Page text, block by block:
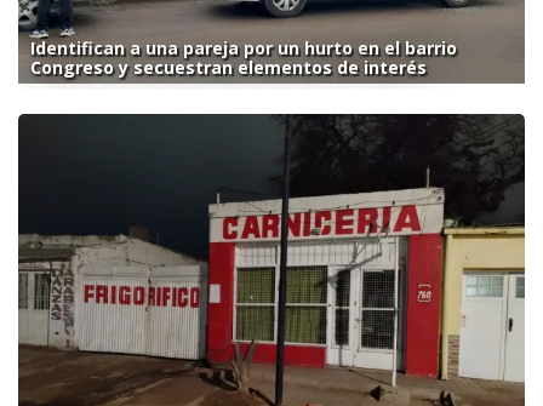
Identifican a una pareja por un hurto en el barrio
Congreso y secuestran elementos de interés